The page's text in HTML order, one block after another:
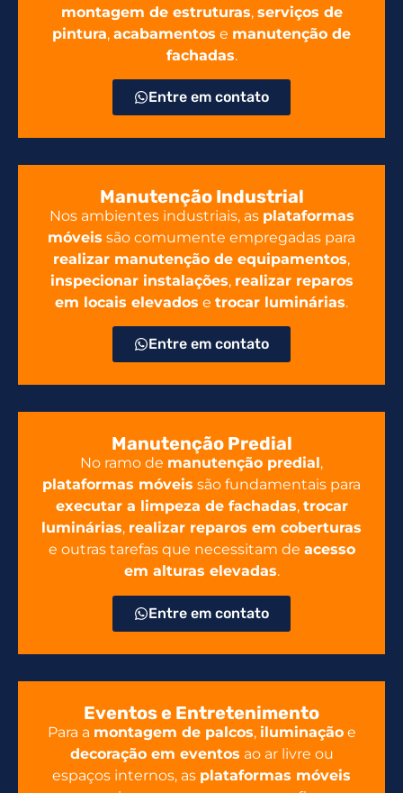
montagem de estruturas, serviços de
pintura, acabamentos e manutenção de
fachadas.
Entre em contato
Manutenção Industrial
Nos ambientes industriais, as plataformas
móveis são comumente empregadas para
realizar manutenção de equipamentos,
inspecionar instalações, realizar reparos
em locais elevados e trocar luminárias.
Entre em contato
Manutenção Predial
No ramo de manutenção predial,
plataformas móveis são fundamentais para
executar a limpeza de fachadas, trocar
luminárias, realizar reparos em coberturas
e outras tarefas que necessitam de acesso
em alturas elevadas.
Entre em contato
Eventos e Entretenimento
Para a montagem de palcos, iluminaçãoe
decoração em eventos ao ar livre ou
espaços internos, as plataformas móveis